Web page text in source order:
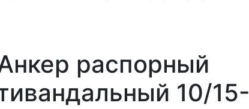
распорный
10/15-